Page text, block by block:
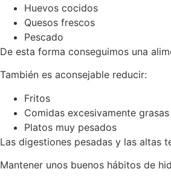
Huevos cocidos
Quesos frescos
Pescado
De esta forma conseguimos una
También es aconsejable reducir:
Fritos
Comidas excesivamente grasas
Platos muy pesados
Las digestiones pesadas y las altas
Mantener unos buenos hábitos de